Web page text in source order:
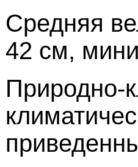
Средняя
42 см,
Природно-